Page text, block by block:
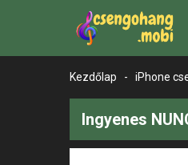
Kezdőlap - iPhone
Ingyenes